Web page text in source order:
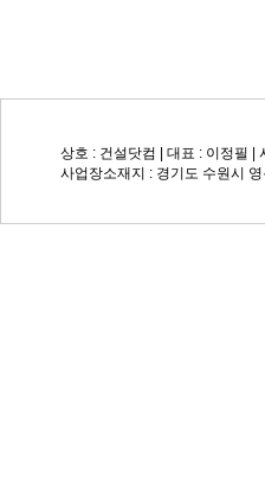
상호 : 건설닷컴 | 대표 : 이정필
사업장소재지 : 경기도 수원시